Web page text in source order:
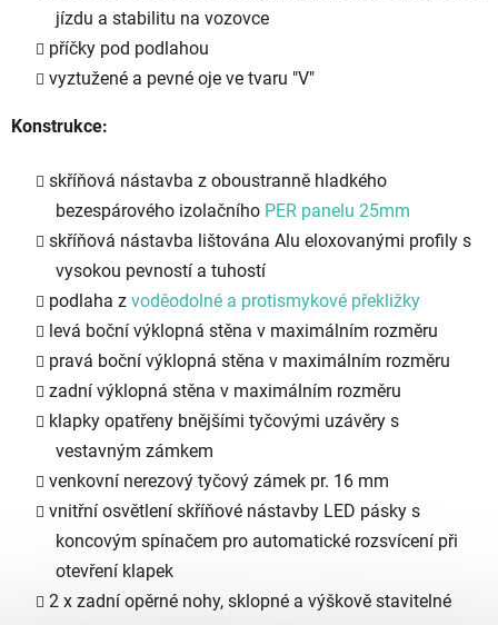
jízdu a stabilitu na vozovce
příčky pod podlahou
vyztužené a pevné oje ve tvaru "V"
Konstrukce:
skříňová nástavba z oboustranně hladkého
bezespárového izolačního PER panelu 25mm
skříňová nástavba lištována Alu eloxovanými profily s
vysokou pevností a tuhostí
podlaha z voděodolné a protismykové překližky
levá boční výklopná stěna v maximálním rozměru
pravá boční výklopná stěna v maximálním rozměru
zadní výklopná stěna v maximálním rozměru
klapky opatřeny bnějšími tyčovými uzávěry s
vestavným zámkem
venkovní nerezový tyčový zámek pr. 16 mm
vnitřní osvětlení skříňové nástavby LED pásky s
koncovým spínačem pro automatické rozsvícení při
otevření klapek
2 x zadní opěrné nohy, sklopné a výškově stavitelné